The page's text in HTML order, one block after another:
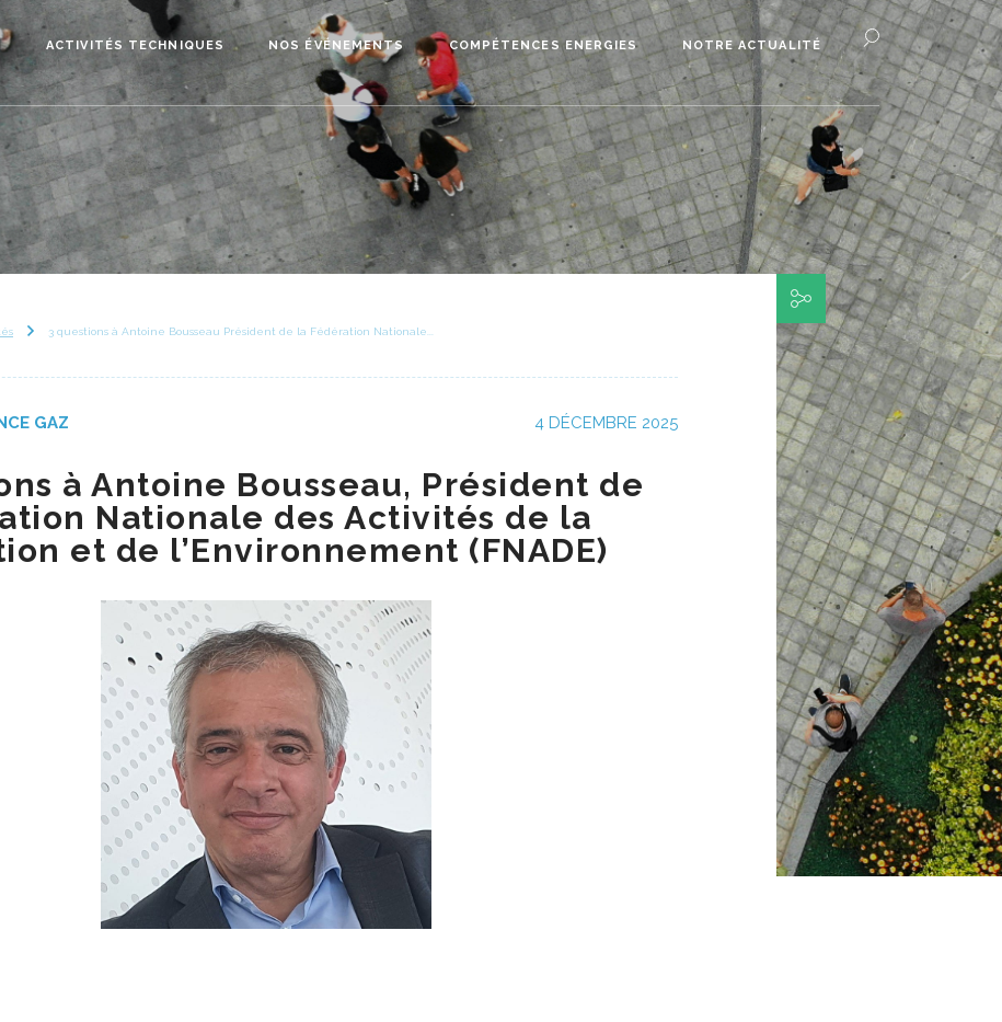
ACTIVITÉS TECHNIQUES NOS ÉVÉNEMENTS COMPÉTENCES ENERGIES NOTRE ACTUALITÉ
3 questions à Antoine Bousseau Président de la Fédération Nationale...
GAZ 4 DÉCEMBRE 2025
à Antoine Bousseau, Président de
Nationale des Activités de la
et de l’Environnement (FNADE)